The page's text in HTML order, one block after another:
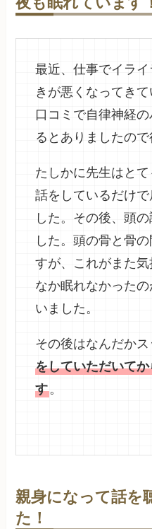
最近、仕事でイラ
きが悪くなってき
口コミで自律神経
るとありましたので
たしかに先生はと
話をしているだけ
した。その後、頭
した。頭の骨と骨
すが、これがまた
なか眠れなかった
いました。
その後はなんだか
をしていただいて
す。
親身になって話を
た！